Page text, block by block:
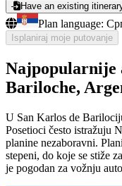
Have an existing
Plan language:
Isplaniraj moje putovanje
Najpopularnije
Bariloche,
U San Karlos de
Posetioci često istražuju
planine nezaboravni.
stepeni, do koje se stiže
je pogodan za vožnju